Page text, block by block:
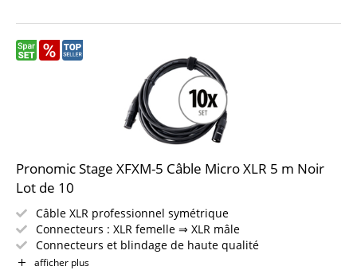
Pronomic Stage XFXM-5 Câble Micro XLR 5 m Noir
Lot de 10
Câble XLR professionnel symétrique
Connecteurs : XLR femelle ⇒ XLR mâle
Connecteurs et blindage de haute qualité
Longueur : 5m
afficher plus